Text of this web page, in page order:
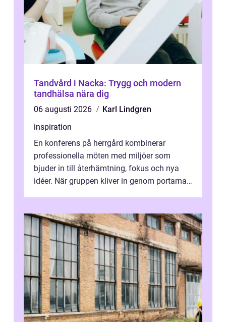
Tandvård i Nacka: Trygg och modern
tandhälsa nära dig
06 augusti 2026
Karl Lindgren
inspiration
En konferens på herrgård kombinerar
professionella möten med miljöer som
bjuder in till återhämtning, fokus och nya
idéer. När gruppen kliver in genom portarna